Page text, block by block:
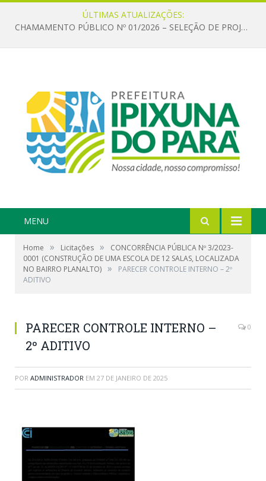
ÚLTIMAS ATUALIZAÇÕES:
CHAMAMENTO PÚBLICO Nº 01/2026 – SELEÇÃO DE PROJETOS PARA FIRMAR TERMO DE EXECUÇÃO CULTURAL COM RECURSOS DA POLÍTICA NACIONAL ALDIR BLANC DE FOMENTO À CULTURA – PNAB (LEI Nº 14.399/2022)
MENU
Home » Licitações »
CONCORRÊNCIA PÚBLICA Nº 3/2023-
0001 (CONSTRUÇÃO DE UMA ESCOLA DE 12 SALAS, LOCALIZADA
NO BAIRRO PLANALTO) »
PARECER CONTROLE INTERNO – 2º
ADITIVO
PARECER CONTROLE INTERNO –
2º ADITIVO
0
POR ADMINISTRADOR EM 27 DE JANEIRO DE 2025